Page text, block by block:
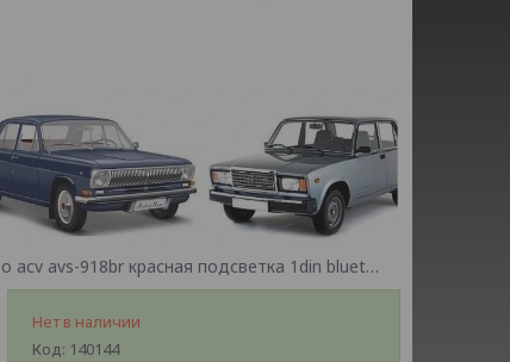
Автомагнитола магнитола для авто acv avs-918br красная подсветка 1din bluetooth usb aux 2rca
Нет в наличии
Код: 140144